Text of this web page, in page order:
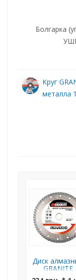
Болгарка
Круг
металла
Диск
GRANITE
TURBO 125